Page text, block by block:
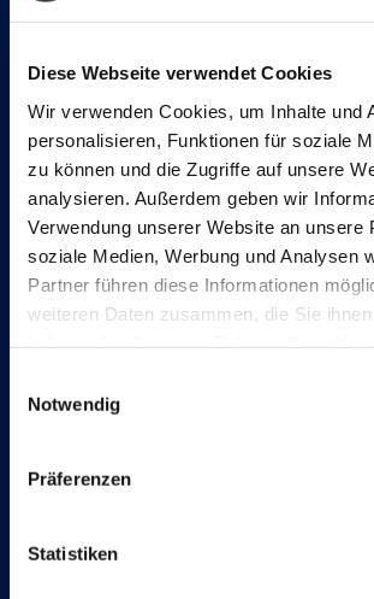
Diese Webseite verwendet Cookies
Wir verwenden Cookies, um Inhalte und
personalisieren, Funktionen für soziale
zu können und die Zugriffe auf unsere
analysieren. Außerdem geben wir
Verwendung unserer Website an unsere
soziale Medien, Werbung und Analysen
Partner führen diese Informationen
weiteren Daten zusammen, die Sie
Notwendig
Präferenzen
Statistiken
Lösungen
Document Capture
Document Output
Expense Management
Continia Finance
Continia Banking
OPplus
Rechtliche Hinweise